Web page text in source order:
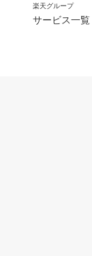
楽天グループ
サービス一覧